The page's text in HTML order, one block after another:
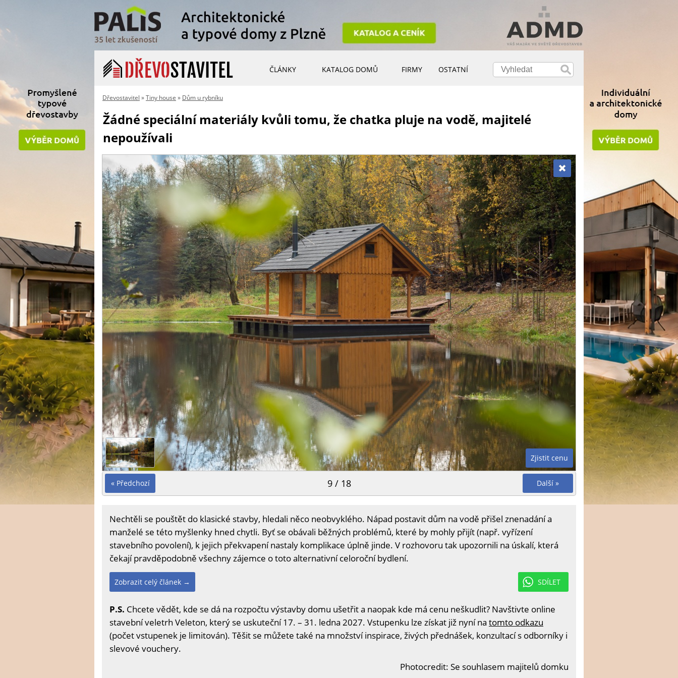
ČLÁNKY KATALOG DOMŮ FIRMY OSTATNÍ
Dřevostavitel »Tiny house » Dům u rybníku
Žádné speciální materiály kvůli tomu, že chatka pluje na vodě, majitelé
nepoužívali
Zjistit cenu
« Předchozí Další »
9 / 18
Nechtěli se pouštět do klasické stavby, hledali něco neobvyklého. Nápad postavit dům na vodě přišel znenadání a
manželé se této myšlenky hned chytli. Byť se obávali běžných problémů, které by mohly přijít (např. vyřízení
stavebního povolení), k jejich překvapení nastaly komplikace úplně jinde. V rozhovoru tak upozornili na úskalí, která
čekají pravděpodobně všechny zájemce o toto alternativní celoroční bydlení.
SDÍLET
Zobrazit celý článek →
P.S. Chcete vědět, kde se dá na rozpočtu výstavby domu ušetřit a naopak kde má cenu neškudlit? Navštivte online
stavební veletrh Veleton, který se uskuteční 17. – 31. ledna 2027. Vstupenku lze získat již nyní na tomto odkazu
(počet vstupenek je limitován). Těšit se můžete také na množství inspirace, živých přednášek, konzultací s odborníky i
slevové vouchery.
Photocredit: Se souhlasem majitelů domku